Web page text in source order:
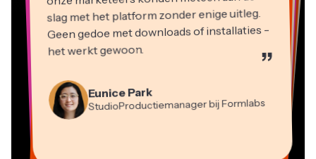
slag met het platform zonder enige uitleg.
Geen gedoe met downloads of installaties -
het werkt gewoon. ”
Eunice Park
StudioProductiemanager bij Formlabs
Panos Papagapiou
Videobewerker
Natasha Ball
Dina Segovia